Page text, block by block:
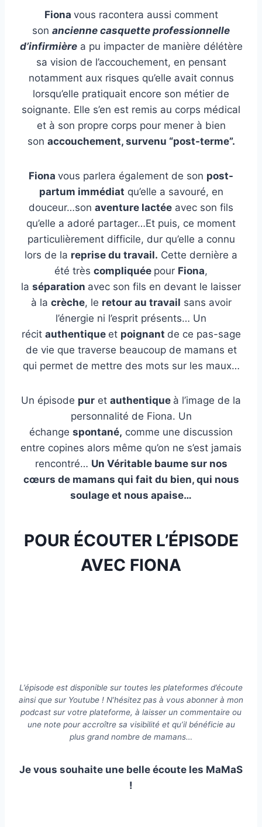
R
L
E
Y
O
G
A
E
N
T
:
E
V
T
I
O
N
!
Fiona vous racontera aussi comment
son ancienne casquette professionnelle
d’infirmièrea pu impacter de manière délétère
sa vision de l’accouchement, en pensant
notamment aux risques qu’elle avait connus
lorsqu’elle pratiquait encore son métier de
soignante. Elle s’en est remis au corps médical
et à son propre corps pour mener à bien
son accouchement, survenu “post-terme”.
Fiona vous parlera également de son post-
partum immédiat qu’elle a savouré, en
douceur…son aventure lactée avec son fils
qu’elle a adoré partager…Et puis, ce moment
particulièrement difficile, dur qu’elle a connu
lors de la reprise du travail. Cette dernière a
été très compliquée pour Fiona,
la séparation avec son fils en devant le laisser
à la crèche, le retour au travail sans avoir
l’énergie ni l’esprit présents… Un
récit authentique et poignant de ce pas-sage
de vie que traverse beaucoup de mamans et
qui permet de mettre des mots sur les maux…
Un épisode pur et authentique à l’image de la
personnalité de Fiona. Un
échange spontané, comme une discussion
entre copines alors même qu’on ne s’est jamais
rencontré… Un Véritable baume sur nos
cœurs de mamans qui fait du bien, qui nous
soulage et nous apaise…
POUR ÉCOUTER L’ÉPISODE
AVEC FIONA
L’épisode est disponible sur toutes les plateformes d’écoute
ainsi que sur Youtube ! N’hésitez pas à vous abonner à mon
podcast sur votre plateforme, à laisser un commentaire ou
une note pour accroître sa visibilité et qu’il bénéficie au
plus grand nombre de mamans…
Je vous souhaite une belle écoute les MaMaS
!